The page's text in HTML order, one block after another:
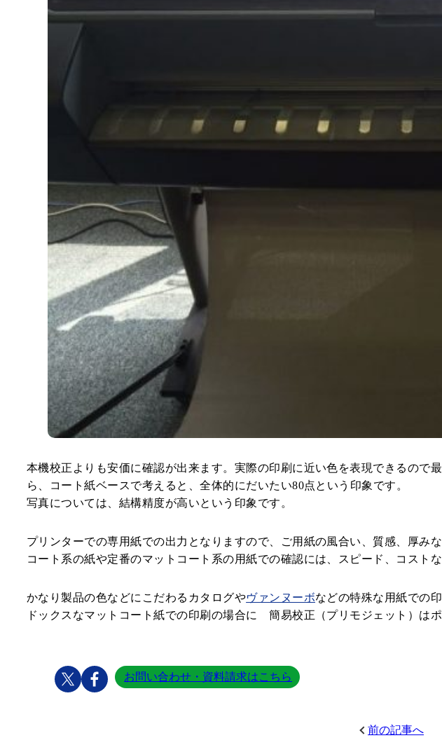
本機校正よりも安価に確認が出来ます。実際の印刷に近い色を表現できるので
ら、コート紙ベースで考えると、全体的にだいたい80点という印象です。
写真については、結構精度が高いという印象です。
プリンターでの専用紙での出力となりますので、ご用紙の風合い、質感、厚み
コート系の紙や定番のマットコート系の用紙での確認には、スピード、コスト
かなり製品の色などにこだわるカタログやヴァンヌーボなどの特殊な用紙での
ドックスなマットコート紙での印刷の場合に 簡易校正（プリモジェット）はポ
お問い合わせ・資料請求はこちら
前の記事へ